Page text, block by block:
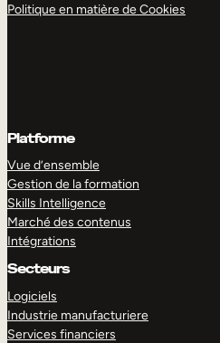
Politique en matière de Cookies
Platforme
Vue d’ensemble
Gestion de la formation
Skills Intelligence
Marché des contenus
Intégrations
Secteurs
Logiciels
Industrie manufacturiere
Services financiers